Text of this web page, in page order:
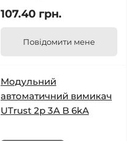
107.40 грн.
Повідомити мене
Модульний
автоматичний вимикач
UTrust 2р 3А B 6kА